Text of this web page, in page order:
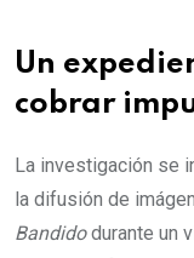
Un
cobrar
La investigación se
la difusión de
Bandidodurante un